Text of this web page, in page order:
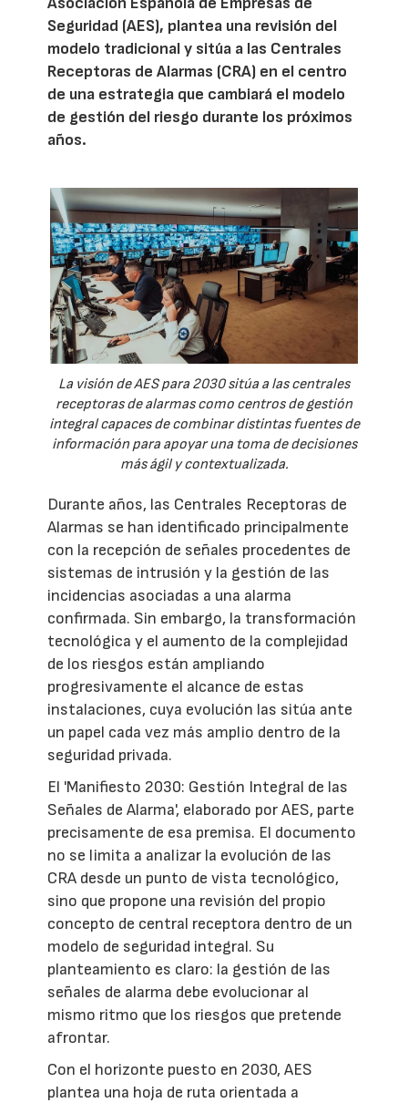
Seguridad (AES), plantea una revisión del
modelo tradicional y sitúa a las Centrales
Receptoras de Alarmas (CRA) en el centro
de una estrategia que cambiará el modelo
de gestión del riesgo durante los próximos
años.
La visión de AES para 2030 sitúa a las centrales
receptoras de alarmas como centros de gestión
integral capaces de combinar distintas fuentes de
información para apoyar una toma de decisiones
más ágil y contextualizada.
Durante años, las Centrales Receptoras de
Alarmas se han identificado principalmente
con la recepción de señales procedentes de
sistemas de intrusión y la gestión de las
incidencias asociadas a una alarma
confirmada. Sin embargo, la transformación
tecnológica y el aumento de la complejidad
de los riesgos están ampliando
progresivamente el alcance de estas
instalaciones, cuya evolución las sitúa ante
un papel cada vez más amplio dentro de la
seguridad privada.
El 'Manifiesto 2030: Gestión Integral de las
Señales de Alarma', elaborado por AES, parte
precisamente de esa premisa. El documento
no se limita a analizar la evolución de las
CRA desde un punto de vista tecnológico,
sino que propone una revisión del propio
concepto de central receptora dentro de un
modelo de seguridad integral. Su
planteamiento es claro: la gestión de las
señales de alarma debe evolucionar al
mismo ritmo que los riesgos que pretende
afrontar.
Con el horizonte puesto en 2030, AES
plantea una hoja de ruta orientada a